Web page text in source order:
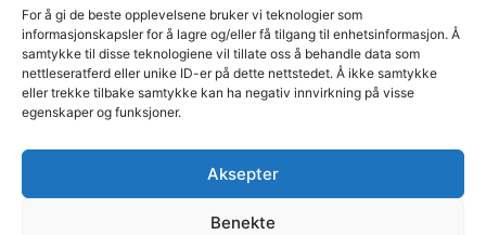
For å gi de beste opplevelsene bruker vi teknologier som
informasjonskapsler for å lagre og/eller få tilgang til enhetsinformasjon. Å
samtykke til disse teknologiene vil tillate oss å behandle data som
nettleseratferd eller unike ID-er på dette nettstedet. Å ikke samtykke
eller trekke tilbake samtykke kan ha negativ innvirkning på visse
egenskaper og funksjoner.
Aksepter
Benekte
rapporter?
Hvordan lage dashboards for ledelsen?
Hvordan bruke AI til å analysere
forretningsdata?
Hvordan koble Visma til dashboards?
Hvordan automatisere rapportering i Excel?